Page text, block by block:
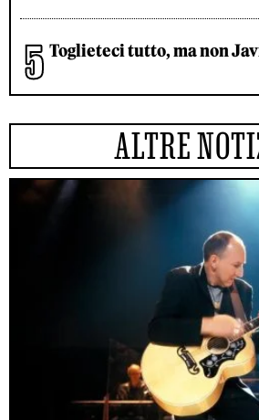
Toglieteci tutto, ma non
ALTRE